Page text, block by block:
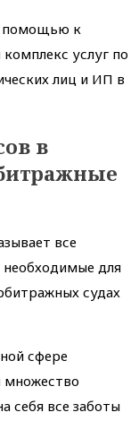
помощью к
услуг по
лиц и ИП в
в
все
для
судах
сфере
множество
себя все заботы